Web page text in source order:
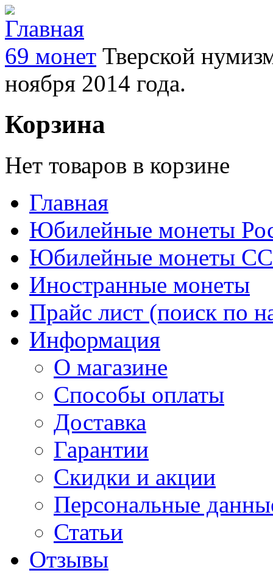
69 монет Тверской
ноября 2014 года.
Корзина
Нет товаров в корзине
Главная
Юбилейные монеты
Юбилейные монеты
Иностранные монеты
Прайс лист (поиск по
Информация
О магазине
Способы оплаты
Доставка
Гарантии
Скидки и акции
Персональные
Статьи
Отзывы